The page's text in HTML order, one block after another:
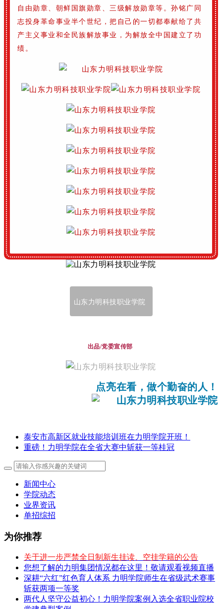
自由勋章、朝鲜国旗勋章、三级解放勋章等。 孙铭 广同
志投身革命事业半个世纪，把自己的一切都奉献给了共
产主义事业和全民族解放事业，为解放全中国建立了功
绩。
山东力明科技职业学院
出品/党委宣传部
点亮在看，做个勤奋的人！
泰安市高新区就业技能培训班在力明学院开班！
重磅！力明学院在全省大赛中斩获一等桂冠
新闻中心
学院动态
业界资讯
单招综招
为你推荐
关于进一步严禁全日制新生挂读、空挂学籍的公告
您想了解的力明集团情况都在这里！敬请观看视频直播
深耕“六红”红色育人体系 力明学院师生在省级武术赛事
斩获两项一等奖
两代人坚守公益初心！力明学院案例入选全省职业院校